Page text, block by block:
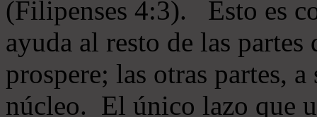
(Filipenses 4:3). Esto es
ayuda al resto de las
prospere; las otras partes,
núcleo. El único lazo que